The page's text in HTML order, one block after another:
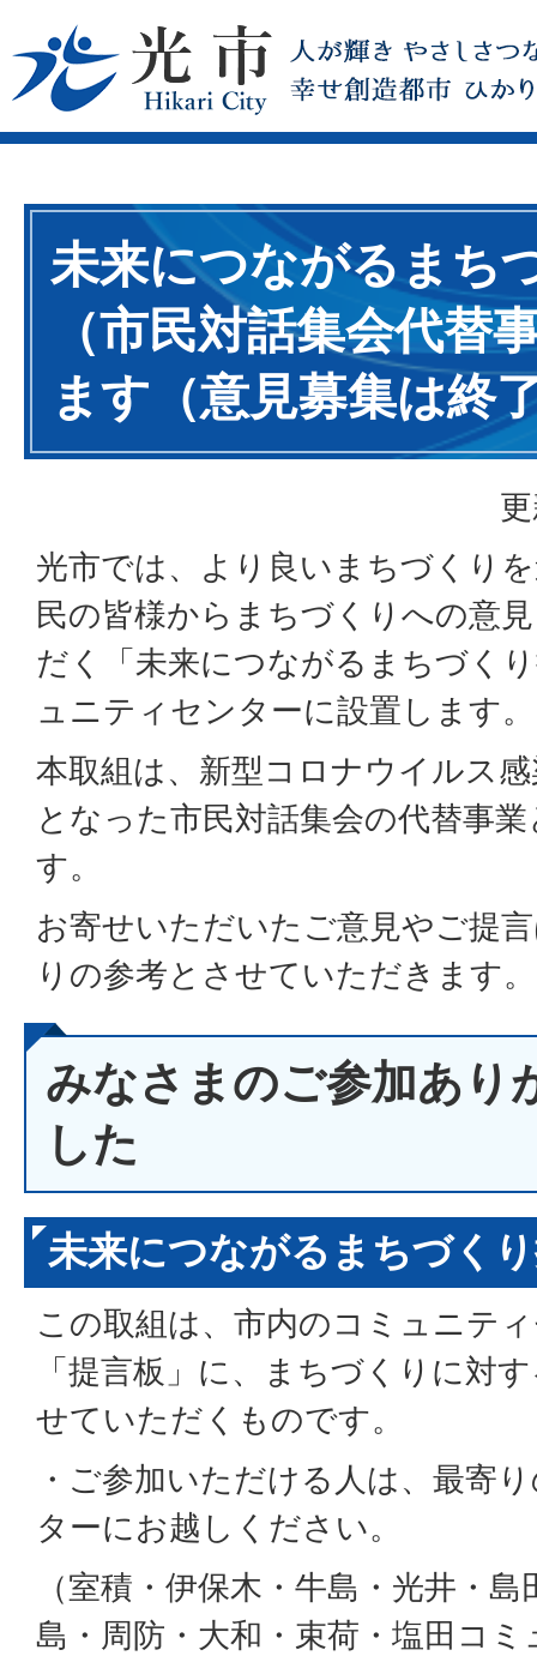
未来につながるまち
（市民対話集会代替
ます（意見募集は終
光市では、より良いまちづくり
民の皆様からまちづくりへの意
だく「未来につながるまちづく
ュニティセンターに設置します。
本取組は、新型コロナウイルス
となった市民対話集会の代替事
す。
お寄せいただいたご意見やご提
りの参考とさせていただきます。
みなさまのご参加あり
した
未来につながるまちづく
この取組は、市内のコミュニテ
「提言板」に、まちづくりに対
せていただくものです。
・ご参加いただける人は、最寄
ターにお越しください。
（室積・伊保木・牛島・光井・
島・周防・大和・束荷・塩田コ